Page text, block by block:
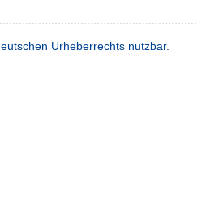
Urheberrechts nutzbar.